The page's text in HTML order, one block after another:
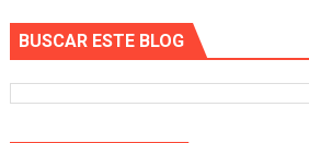
BUSCAR ESTE BLOG